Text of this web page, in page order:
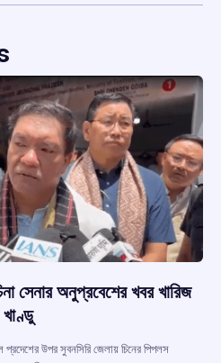
সেনার অনুপ্রবেশের খবর খারিজ
উপর সুবনসিরি জেলায় চিনের পিপলস